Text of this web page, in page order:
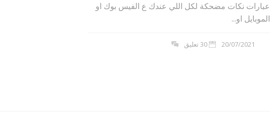
عبارات نكات مضحكة لكل اللي عندك ع الفيس بوك او
الموبايل او...
20/07/2021 30 تعليق